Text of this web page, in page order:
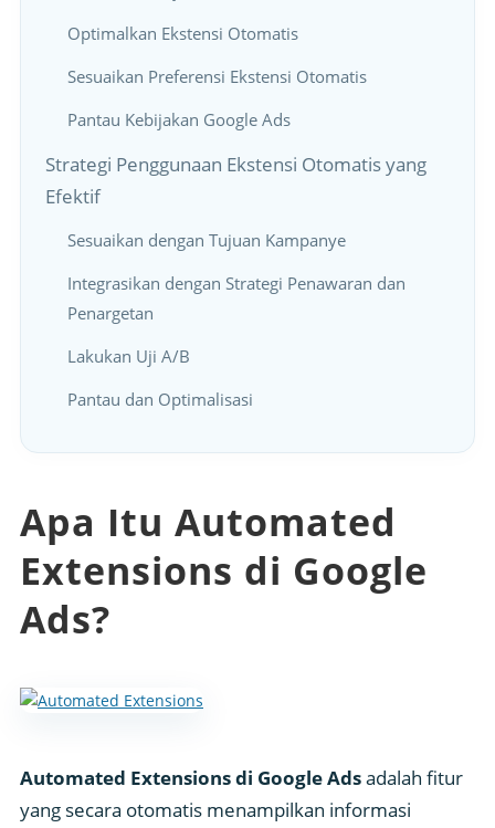
Optimalkan Ekstensi Otomatis
Sesuaikan Preferensi Ekstensi Otomatis
Pantau Kebijakan Google Ads
Strategi Penggunaan Ekstensi Otomatis yang
Efektif
Sesuaikan dengan Tujuan Kampanye
Integrasikan dengan Strategi Penawaran dan
Penargetan
Lakukan Uji A/B
Pantau dan Optimalisasi
Apa Itu Automated
Extensions di Google
Ads?
Automated Extensions di Google Adsadalah fitur
yang secara otomatis menampilkan informasi